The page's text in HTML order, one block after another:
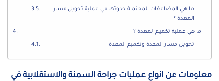
ما هي المضاعفات المحتملة حدوثها في عملية تحويل مسار
المعدة ؟
ما هي عملية تكميم المعدة ؟
تحويل مسار المعدة وتكميم المعدة
معلومات عن انواع عمليات جراحة السمنة والاستقلابية في